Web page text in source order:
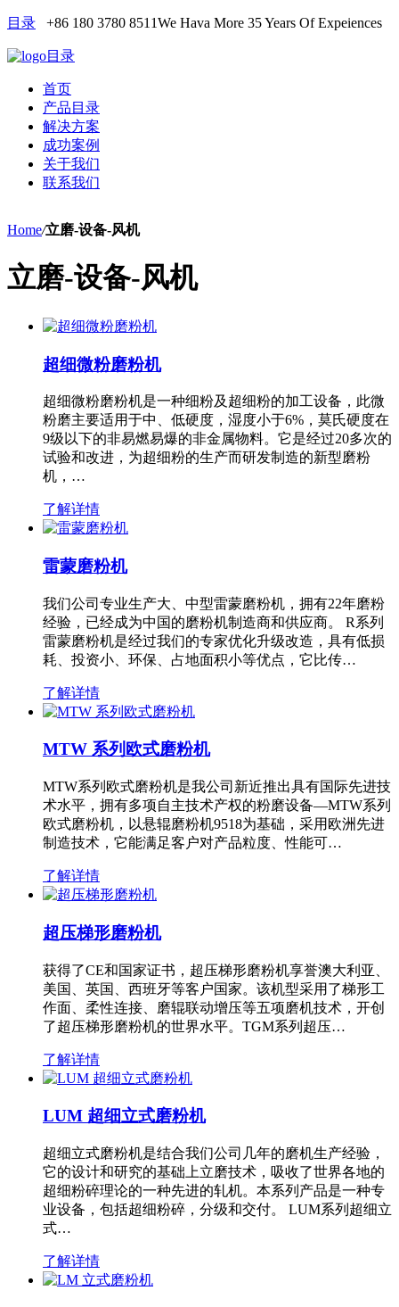
目录 +86 180 3780 8511We Hava More 35 Years Of Expeiences
目录
首页
产品目录
解决方案
成功案例
关于我们
联系我们
Home/立磨-设备-风机
立磨-设备-风机
超细微粉磨粉机
超细微粉磨粉机是一种细粉及超细粉的加工设备，此微
粉磨主要适用于中、低硬度，湿度小于6%，莫氏硬度在
9级以下的非易燃易爆的非金属物料。它是经过20多次的
试验和改进，为超细粉的生产而研发制造的新型磨粉
机，…
了解详情
雷蒙磨粉机
我们公司专业生产大、中型雷蒙磨粉机，拥有22年磨粉
经验，已经成为中国的磨粉机制造商和供应商。 R系列
雷蒙磨粉机是经过我们的专家优化升级改造，具有低损
耗、投资小、环保、占地面积小等优点，它比传…
了解详情
MTW 系列欧式磨粉机
MTW系列欧式磨粉机是我公司新近推出具有国际先进技
术水平，拥有多项自主技术产权的粉磨设备—MTW系列
欧式磨粉机，以悬辊磨粉机9518为基础，采用欧洲先进
制造技术，它能满足客户对产品粒度、性能可…
了解详情
超压梯形磨粉机
获得了CE和国家证书，超压梯形磨粉机享誉澳大利亚、
美国、英国、西班牙等客户国家。该机型采用了梯形工
作面、柔性连接、磨辊联动增压等五项磨机技术，开创
了超压梯形磨粉机的世界水平。TGM系列超压…
了解详情
LUM 超细立式磨粉机
超细立式磨粉机是结合我们公司几年的磨机生产经验，
它的设计和研究的基础上立磨技术，吸收了世界各地的
超细粉碎理论的一种先进的轧机。本系列产品是一种专
业设备，包括超细粉碎，分级和交付。 LUM系列超细立
式…
了解详情